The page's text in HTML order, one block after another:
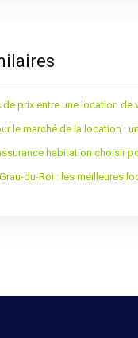
prix entre une location de
le marché de la location :
habitation choisir
du-Roi : les meilleures